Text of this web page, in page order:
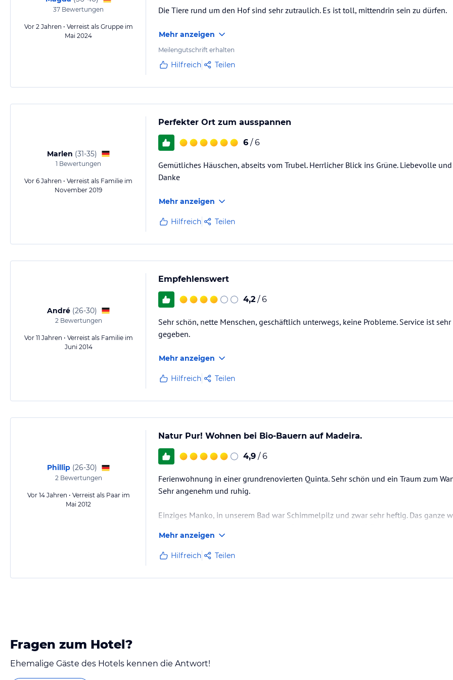
37 Bewertungen
Vor 2 Jahren • Verreist als Gruppe im
Mai 2024
Die Tiere rund um den Hof sind sehr zutraulich. Es ist toll, mittendrin sein zu dürfen.
Mehr anzeigen
Meilengutschrift erhalten
Hilfreich Teilen
Marlen (31-35)
1 Bewertungen
Vor 6 Jahren • Verreist als Familie im
November 2019
Perfekter Ort zum ausspannen
6 / 6
Gemütliches Häuschen, abseits vom Trubel. Herrlicher Blick ins Grüne. Liebevolle
Danke
Mehr anzeigen
Hilfreich Teilen
André (26-30)
2 Bewertungen
Vor 11 Jahren • Verreist als Familie im
Juni 2014
Empfehlenswert
4,2 / 6
Sehr schön, nette Menschen, geschäftlich unterwegs, keine Probleme. Service ist
gegeben.
Mehr anzeigen
Hilfreich Teilen
Phillip (26-30)
2 Bewertungen
Vor 14 Jahren • Verreist als Paar im
Mai 2012
Natur Pur! Wohnen bei Bio-Bauern auf Madeira.
4,9 / 6
Ferienwohnung in einer grundrenovierten Quinta. Sehr schön und ein Traum zum
Sehr angenehm und ruhig.
Einziges Manko, in unserem Bad war Schimmelpilz und zwar sehr heftig. Das ganze
Wenn Sie hier Urlaub machen, direkt vor Buchung klären, ob dieser einzige Mangel
hier wirklich alles!!
Mehr anzeigen
Hilfreich Teilen
Fragen zum Hotel?
Ehemalige Gäste des Hotels kennen die Antwort!